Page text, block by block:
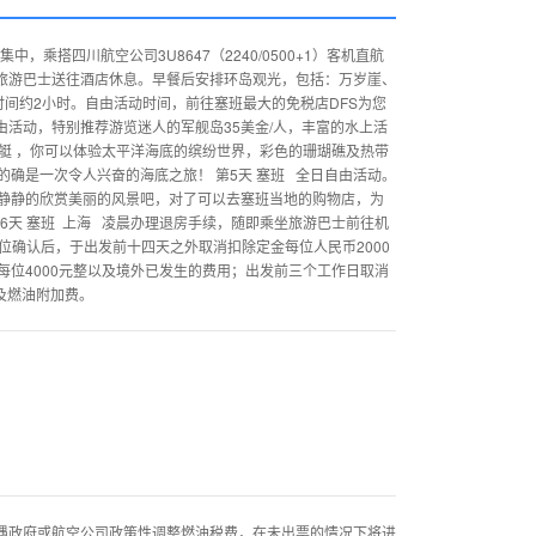
中，乘搭四川航空公司3U8647（2240/0500+1）客机直航
巴士送往酒店休息。早餐后安排环岛观光，包括：万岁崖、
约2小时。自由活动时间，前往塞班最大的免税店DFS为您
动，特别推荐游览迷人的军舰岛35美金/人，丰富的水上活
，你可以体验太平洋海底的缤纷世界，彩色的珊瑚礁及热带
是一次令人兴奋的海底之旅！ 第5天 塞班 全日自由活动。
的欣赏美丽的风景吧，对了可以去塞班当地的购物店，为
天 塞班 上海 凌晨办理退房手续，随即乘坐旅游巴士前往机
认后，于出发前十四天之外取消扣除定金每位人民币2000
4000元整以及境外已发生的费用；出发前三个工作日取消
油附加费。
府或航空公司政策性调整燃油税费，在未出票的情况下将进